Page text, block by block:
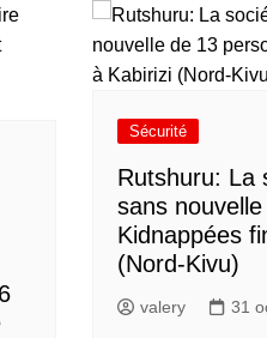
Sécurité
Rutshuru: La
sans
Kidnappées
(Nord-Kivu)
valery 31